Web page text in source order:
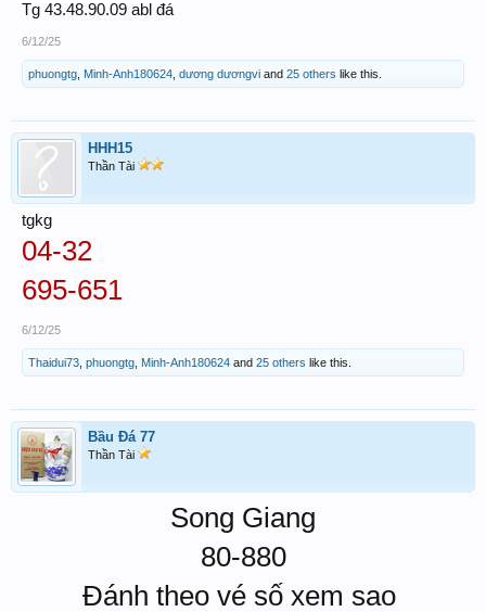
Tg 43.48.90.09 abl đá
6/12/25
phuongtg Minh-Anh180624 dương dươngvi and 25 others like this.
HHH15
Thần Tài
tgkg
04-32
695-651
6/12/25
Thaidui73 phuongtg Minh-Anh180624 and 25 others like this.
Bầu Đá 77
Thần Tài
Song Giang
80-880
Đánh theo vé số xem sao